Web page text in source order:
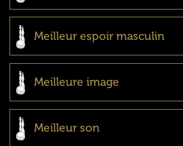
Meilleur espoir masculin
Meilleure image
Meilleur son